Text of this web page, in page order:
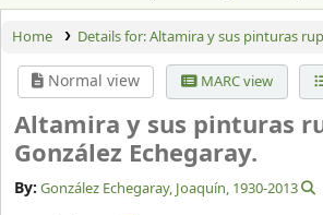
Home Details for:Altamira y sus pinturas
Normal view MARC view
Altamira y sus pinturas
González Echegaray.
By: González Echegaray, Joaquín, 1930-2013